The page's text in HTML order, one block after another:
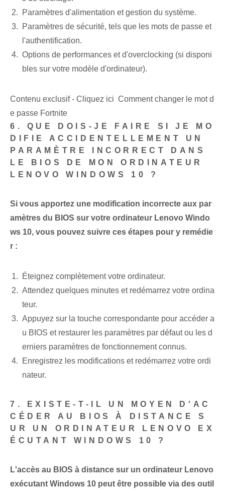
Paramètres d'alimentation et gestion du système.
Paramètres de sécurité, tels que les mots de passe et
l'authentification.
Options de performances et d'overclocking (si disponi
bles sur votre modèle d'ordinateur).
Contenu exclusif - Cliquez ici Comment changer le mot d
e passe Fortnite
6. QUE DOIS-JE FAIRE SI JE MO
DIFIE ACCIDENTELLEMENT UN
PARAMÈTRE INCORRECT DANS
LE BIOS DE MON ORDINATEUR
LENOVO WINDOWS 10 ?
Si vous apportez une modification incorrecte aux par
amètres du BIOS sur votre ordinateur Lenovo Windo
ws 10, vous pouvez suivre ces étapes pour y remédie
r :
Éteignez complètement votre ordinateur.
Attendez quelques minutes et redémarrez votre ordina
teur.
Appuyez sur la touche correspondante pour accéder a
u BIOS et restaurer les paramètres par défaut ou les d
erniers paramètres de fonctionnement connus.
Enregistrez les modifications et redémarrez votre ordi
nateur.
7. EXISTE-T-IL UN MOYEN D'AC
CÉDER AU BIOS À DISTANCE S
UR UN ORDINATEUR LENOVO EX
ÉCUTANT WINDOWS 10 ?
L'accès au BIOS à distance sur un ordinateur Lenovo
exécutant Windows 10 peut être possible via des outil